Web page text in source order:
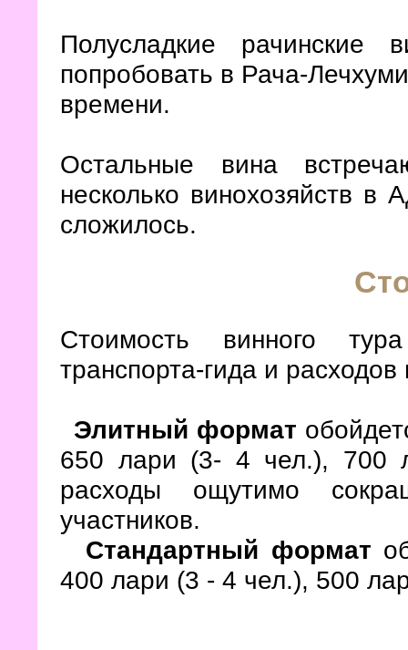
Полусладкие рачинские
попробовать в Рача-
времени.
Остальные вина
несколько винохозяйств
сложилось.
Стоимость винного
транспорта-гида и расходов
Элитный формат
650 лари (3- 4 чел.), 700
расходы ощутимо
участников.
Стандартный формат
400 лари (3 - 4 чел.), 500